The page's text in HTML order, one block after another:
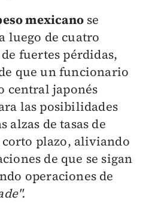
mexicanose
luego de cuatro
fuertes pérdidas,
que un funcionario
central japonés
las posibilidades
alzas de tasas de
plazo, aliviando
de que se sigan
operaciones de